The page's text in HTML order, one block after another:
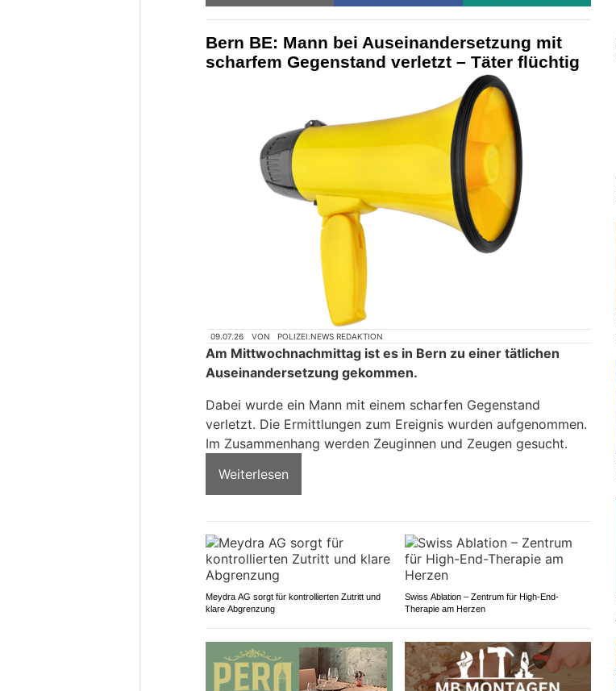
Bern BE: Mann bei Auseinandersetzung mit
scharfem Gegenstand verletzt – Täter flüchtig
09.07.26 VON POLIZEI.NEWS REDAKTION
Am Mittwochnachmittag ist es in Bern zu einer tätlichen
Auseinandersetzung gekommen.
Dabei wurde ein Mann mit einem scharfen Gegenstand
verletzt. Die Ermittlungen zum Ereignis wurden aufgenommen.
Im Zusammenhang werden Zeuginnen und Zeugen gesucht.
Weiterlesen
Meydra AG sorgt für kontrollierten Zutritt und
klare Abgrenzung
Swiss Ablation – Zentrum für High-End-
Therapie am Herzen